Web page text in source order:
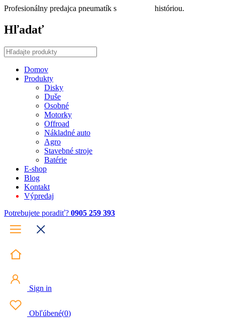
Profesionálny predajca pneumatík s históriou.
Hľadať
Domov
Produkty
Disky
Duše
Osobné
Motorky
Offroad
Nákladné auto
Agro
Stavebné stroje
Batérie
E-shop
Blog
Kontakt
Výpredaj
Potrebujete poradiť? 0905 259 393
Sign in
Obľúbené(0)